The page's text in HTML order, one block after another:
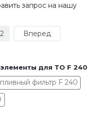
запрос на нашу
2 Вперед
для ТО F 240
фильтр F 240